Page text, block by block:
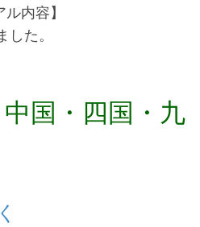
内容】
た。
国・四国・九